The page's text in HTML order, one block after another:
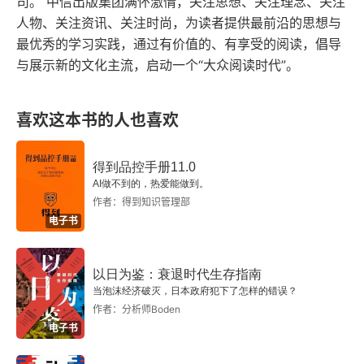
构建破译分子结构和生物系统的工具
神经科学与人工智能：大脑与行为建模
推荐阅读
词汇表
生物制造” 行动计划，目标到 2027 年培育超 3000
家人工智能企业，其中生物计算是重点方向。- 产
业层面：商汤科技、华为昇腾芯片等企业在生物计
诊断）的突破，印证了书中 “基础层 - 技术层 - 应
用层” 产业分层逻辑。- 科研层面：中国学者在
辅助蛋白质设计、中药成分分析等领域的研究成
果，进一步验证了计算生物学的普适价值。四、批
判性思考：未竟之问与拓展空间尽管本书视野宏
阔，仍存在可深化之处：1. 技术局限性：
高质量数据的依赖可能加剧生物医学领域的 “数据
垄断” 问题，书中未充分探讨数据共享机制与隐私
点，指出算法透明度的缺失可能引发对抗性攻击等
新型威胁。这些讨论与书中对技术 “超级进化性” 和
个体行为可能引发的全球性连锁反应。
人物、关注资讯、关注时尚，为读者提供最前沿的思想与
最优秀的学习实践，通过有价值的、有享受的阅读，倡导
与展示新的文化主流，启动一个“大众阅读时代”。
喜欢这本书的人也喜欢
电子书
得到品控手册11.0
AI做不到的，热爱能做到。
作者：得到知识管理部
电子书
以日为鉴：衰退时代生存指南
当泡沫经济破灭，日本政府犯下了怎样的错误？
作者：分析师Boden